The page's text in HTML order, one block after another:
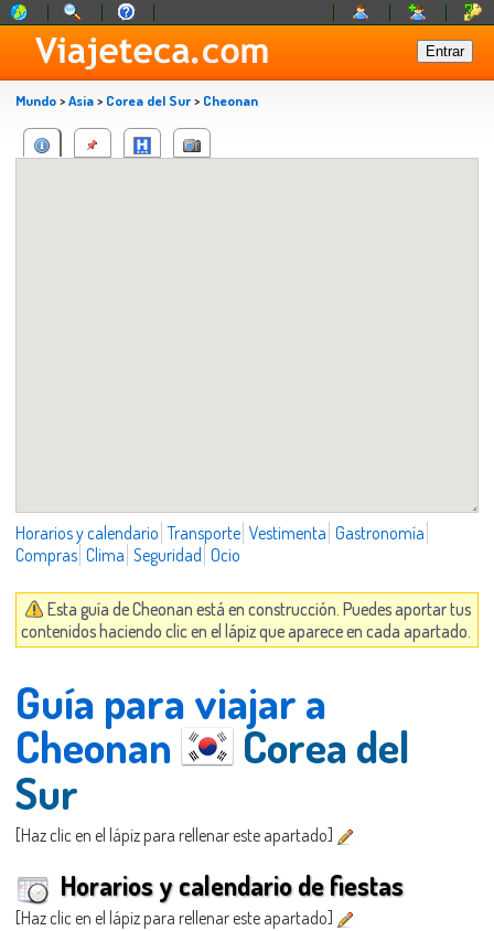
Mundo>Asia> Corea del Sur> Cheonan
Horarios y calendario Transporte Vestimenta Gastronomía
Compras Clima Seguridad Ocio
Esta guía de Cheonan está en construcción. Puedes aportar tus
contenidos haciendo clic en el lápiz que aparece en cada apartado.
Guía para viajar a
Cheonan
Corea del
Sur
[Haz clic en el lápiz para rellenar este apartado]
Horarios y calendario de fiestas
[Haz clic en el lápiz para rellenar este apartado]